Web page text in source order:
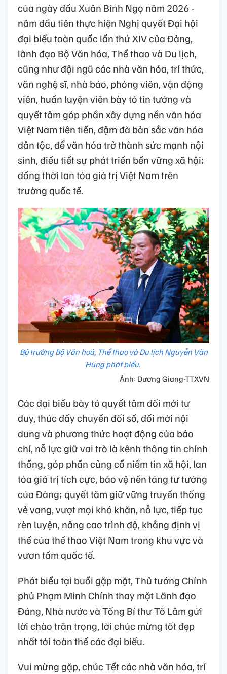
của ngày đầu Xuân Bính Ngọ năm 2026 -
năm đầu tiên thực hiện Nghị quyết Đại hội
đại biểu toàn quốc lần thứ XIV của Đảng,
lãnh đạo Bộ Văn hóa, Thể thao và Du lịch,
cũng như đội ngũ các nhà văn hóa, trí thức,
văn nghệ sĩ, nhà báo, phóng viên, vận động
viên, huấn luyện viên bày tỏ tin tưởng và
quyết tâm góp phần xây dựng nền văn hóa
Việt Nam tiên tiến, đậm đà bản sắc văn hóa
dân tộc, để văn hóa trở thành sức mạnh nội
sinh, điều tiết sự phát triển bền vững xã hội;
đồng thời lan tỏa giá trị Việt Nam trên
trường quốc tế.
Bộ trưởng Bộ Văn hoá, Thể thao và Du lịch Nguyễn Văn
Hùng phát biểu.
Ảnh: Dương Giang-TTXVN
Các đại biểu bày tỏ quyết tâm đổi mới tư
duy, thúc đẩy chuyển đổi số, đổi mới nội
dung và phương thức hoạt động của báo
chí, nỗ lực giữ vai trò là kênh thông tin chính
thống, góp phần củng cố niềm tin xã hội, lan
tỏa giá trị tích cực, bảo vệ nền tảng tư tưởng
của Đảng; quyết tâm giữ vững truyền thống
vẻ vang, vượt mọi khó khăn, nỗ lực, tiếp tục
rèn luyện, nâng cao trình độ, khẳng định vị
thế của thể thao Việt Nam trong khu vực và
vươn tầm quốc tế.
Phát biểu tại buổi gặp mặt, Thủ tướng Chính
phủ Phạm Minh Chính thay mặt Lãnh đạo
Đảng, Nhà nước và Tổng Bí thư Tô Lâm gửi
lời chào trân trọng, lời chúc mừng tốt đẹp
nhất tới toàn thể các đại biểu.
Vui mừng gặp, chúc Tết các nhà văn hóa, trí